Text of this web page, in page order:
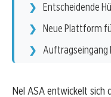
Entscheidende
Neue Plattform
Auftragseingang
Nel ASA entwickelt sich